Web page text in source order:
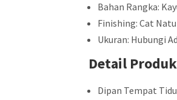
Bahan Rangka:
Finishing: Cat
Ukuran: Hubungi
Detail Produk
Dipan Tempat